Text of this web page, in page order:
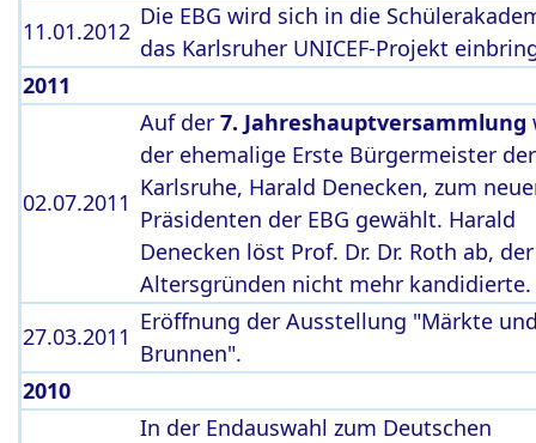
11.01.2012
Die EBG wird sich in die
das Karlsruher UNICEF-Projekt
2011
02.07.2011
Auf der 7. Jahreshauptversammlung
der ehemalige Erste Bürgermeister
Karlsruhe, Harald Denecken, zum
Präsidenten der EBG gewählt. Harald
Denecken löst Prof. Dr. Dr. Roth ab,
Altersgründen nicht mehr kandidierte.
27.03.2011
Eröffnung der Ausstellung "Märkte
Brunnen".
2010
In der Endauswahl zum Deutschen